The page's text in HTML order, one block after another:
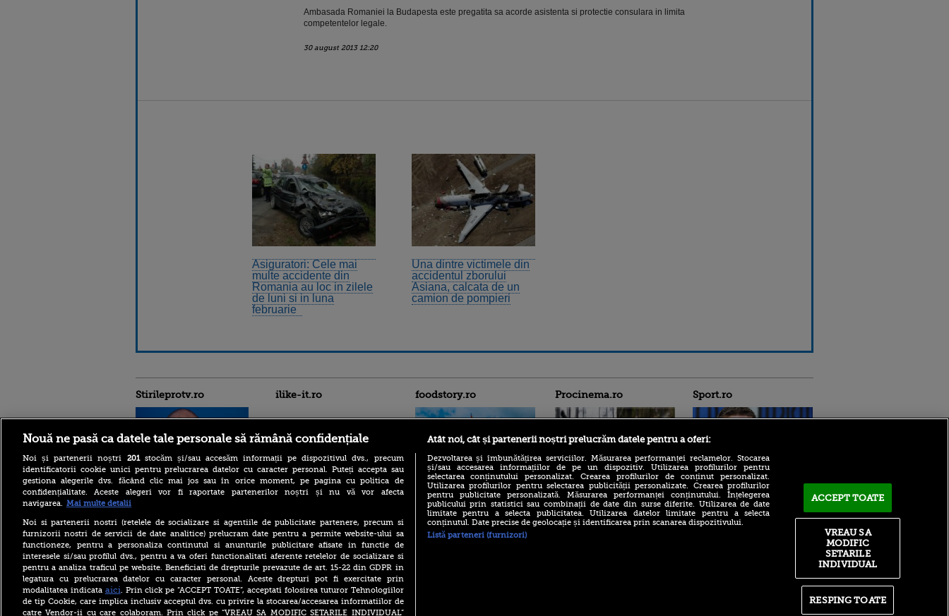
Ambasada Romaniei la Budapesta este pregatita sa acorde asistenta si protectie consulara in limita
competentelor legale.
30 august 2013 12:20
Asiguratori: Cele mai
multe accidente din
Romania au loc in zilele
de luni si in luna
februarie
Una dintre victimele din
accidentul zborului
Asiana, calcata de un
camion de pompieri
Stirileprotv.ro
Alertă în Bulgaria: dronă
gazoduct. Premierul
convocă Consiliul de
Securitate
Cele mai frumoase plaje
„ascunse” din Grecia la care
poți ajunge doar pe jos sau
cu barca
Groenlanda lansează un
ilike-it.ro foodstory.ro
(P) Descoperă Lumea
Evenimentelor din România
cu Transilvania Events!
(P) Raku, gaming intens și o
Procinema.ro
Nikolaj Coster-Waldau din
Urzeala Tronurilor și
Annabelle Wallis, logodnica
Sport.ro
85.000.000€ pentru
„bijuteria” lui Cristi Chivu:
Arsenal și Manchester
United au intrat pe fir
Nouă ne pasă ca datele tale personale să rămână confidențiale
Noi și partenerii noștri 201stocăm și/sau accesăm informații pe dispozitivul dvs., precum
identificatorii cookie unici pentru prelucrarea datelor cu caracter personal. Puteți accepta sau
gestiona alegerile dvs. făcând clic mai jos sau în orice moment, pe pagina cu politica de
confidențialitate. Aceste alegeri vor fi raportate partenerilor noștri și nu vă vor afecta
navigarea. Mai multe detalii
Noi si partenerii nostri (retelele de socializare si agentiile de publicitate partenere, precum si
furnizorii nostri de servicii de date analitice) prelucram date pentru a permite website-ului sa
functioneze, pentru a personaliza continutul si anunturile publicitare afisate in functie de
interesele si/sau profilul dvs., pentru a va oferi functionalitati aferente retelelor de socializare si
pentru a analiza traficul pe website. Beneficiati de drepturile prevazute de art. 15-22 din GDPR in
legatura cu prelucrarea datelor cu caracter personal. Aceste drepturi pot fi exercitate prin
modalitatea indicata aici. Prin click pe “ACCEPT TOATE”, acceptati folosirea tuturor Tehnologiilor
de tip Cookie, care implica inclusiv acceptul dvs. cu privire la stocarea/accesarea informatiilor de
catre Vendor-ii cu care colaboram. Prin click pe “VREAU SA MODIFIC SETARILE INDIVIDUAL”
Atât noi, cât și partenerii noștri prelucrăm datele pentru a oferi:
Dezvoltarea și îmbunătățirea serviciilor. Măsurarea performanței reclamelor. Stocarea
și/sau accesarea informațiilor de pe un dispozitiv. Utilizarea profilurilor pentru
selectarea conținutului personalizat. Crearea profilurilor de conținut personalizat.
Utilizarea profilurilor pentru selectarea publicității personalizate. Crearea profilurilor
pentru publicitate personalizată. Măsurarea performanței conținutului. Înțelegerea
publicului prin statistici sau combinații de date din surse diferite. Utilizarea de date
limitate pentru a selecta publicitatea. Utilizarea datelor limitate pentru a selecta
conținutul. Date precise de geolocație și identificarea prin scanarea dispozitivului.
Listă parteneri (furnizori)
ACCEPT TOATE
RESPING TOATE
VREAU SA
MODIFIC
SETARILE
INDIVIDUAL